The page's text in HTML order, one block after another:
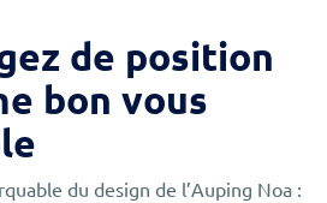
de position
bon vous
du design de l’Auping Noa :